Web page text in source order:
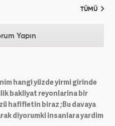
TÜMÜ
Yapın
hangi yüzde yirmi girinde
bakliyat reyonlarina bir
hafifletin biraz ;Bu davaya
diyorumki insanlara yardim